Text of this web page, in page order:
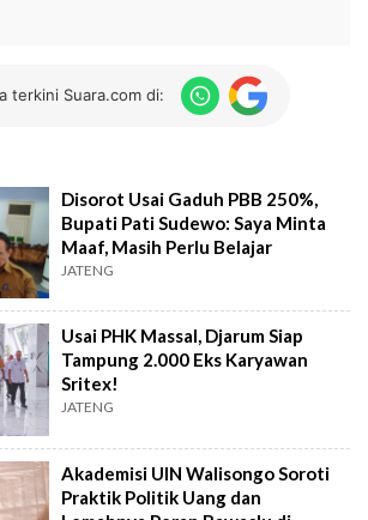
terkini Suara.com di:
Disorot Usai Gaduh PBB 250%,
Bupati Pati Sudewo: Saya Minta
Maaf, Masih Perlu Belajar
JATENG
Usai PHK Massal, Djarum Siap
Tampung 2.000 Eks Karyawan
Sritex!
JATENG
Akademisi UIN Walisongo Soroti
Praktik Politik Uang dan